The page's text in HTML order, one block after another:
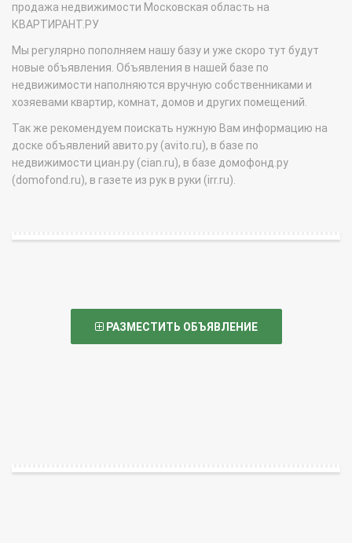
продажа недвижимости Московская область на
КВАРТИРАНТ.РУ
Мы регулярно пополняем нашу базу и уже скоро тут будут
новые объявления. Объявления в нашей базе по
недвижимости наполняются вручную собственниками и
хозяевами квартир, комнат, домов и других помещений.
Так же рекомендуем поискать нужную Вам информацию на
доске объявлений авито.ру (avito.ru), в базе по
недвижимости циан.ру (cian.ru), в базе домофонд.ру
(domofond.ru), в газете из рук в руки (irr.ru).
РАЗМЕСТИТЬ ОБЪЯВЛЕНИЕ